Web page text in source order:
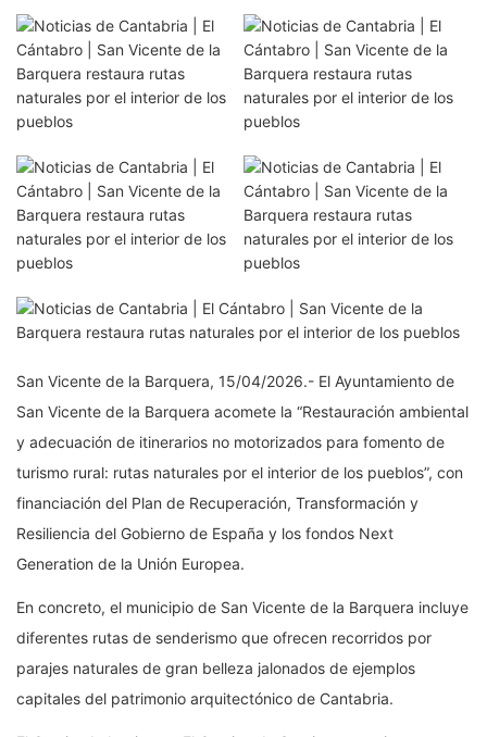
San Vicente de la Barquera, 15/04/2026.- El Ayuntamiento de
San Vicente de la Barquera acomete la “Restauración ambiental
y adecuación de itinerarios no motorizados para fomento de
turismo rural: rutas naturales por el interior de los pueblos”, con
financiación del Plan de Recuperación, Transformación y
Resiliencia del Gobierno de España y los fondos Next
Generation de la Unión Europea.
En concreto, el municipio de San Vicente de la Barquera incluye
diferentes rutas de senderismo que ofrecen recorridos por
parajes naturales de gran belleza jalonados de ejemplos
capitales del patrimonio arquitectónico de Cantabria.